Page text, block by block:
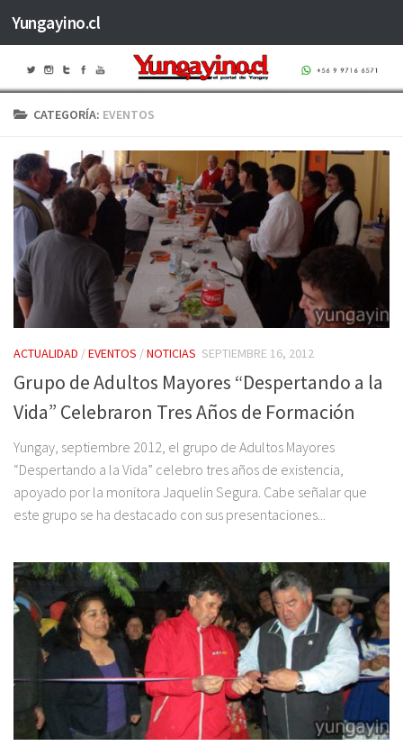
Saltar al contenido
Yungayino.cl
CATEGORÍA: EVENTOS
ACTUALIDAD /EVENTOS /NOTICIAS SEPTIEMBRE 16, 2012
Grupo de Adultos Mayores “Despertando a la
Vida” Celebraron Tres Años de Formación
Yungay, septiembre 2012, el grupo de Adultos Mayores
“Despertando a la Vida” celebro tres años de existencia,
apoyado por la monitora Jaquelin Segura. Cabe señalar que
este grupo se ha destacado con sus presentaciones...